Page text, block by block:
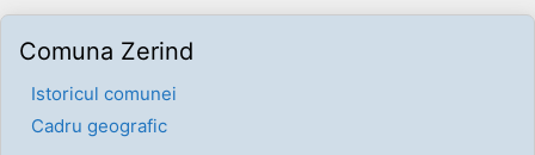
Comuna Zerind
Istoricul comunei
Cadru geografic